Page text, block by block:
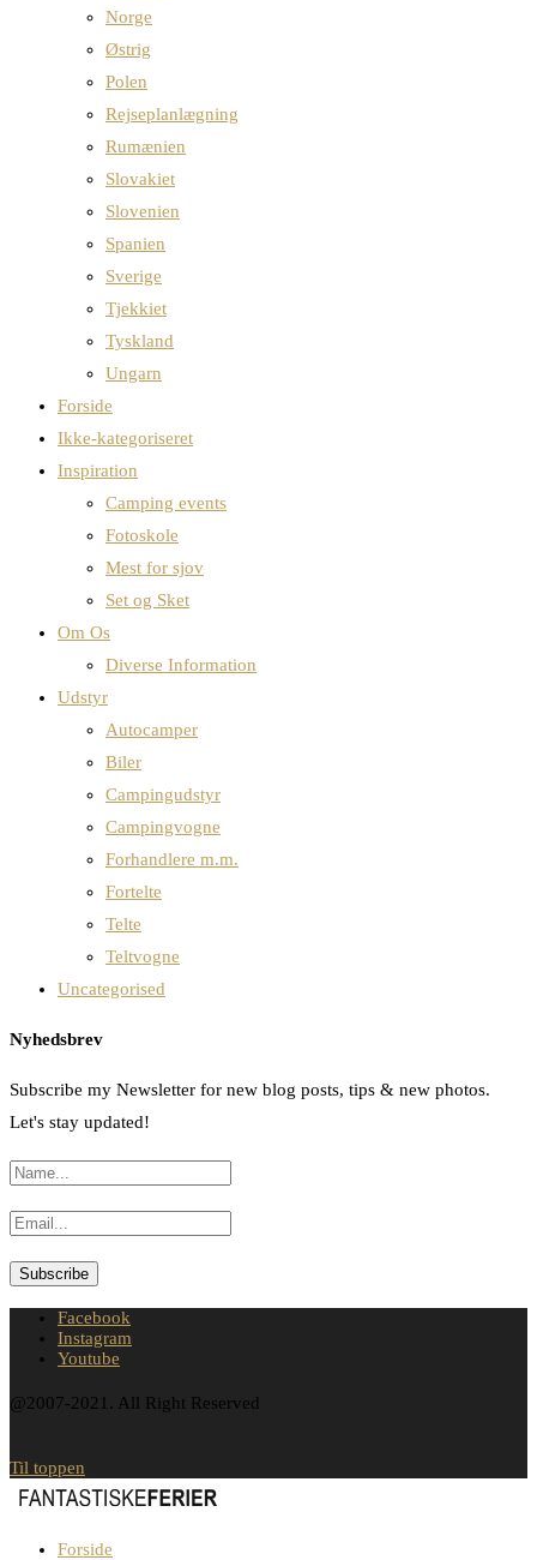
Norge
Østrig
Polen
Rejseplanlægning
Rumænien
Slovakiet
Slovenien
Spanien
Sverige
Tjekkiet
Tyskland
Ungarn
Forside
Ikke-kategoriseret
Inspiration
Camping events
Fotoskole
Mest for sjov
Set og Sket
Om Os
Diverse Information
Udstyr
Autocamper
Biler
Campingudstyr
Campingvogne
Forhandlere m.m.
Fortelte
Telte
Teltvogne
Uncategorised
Nyhedsbrev
Subscribe my Newsletter for new blog posts, tips & new photos.
Let's stay updated!
Facebook
Instagram
Youtube
@2007-2021. All Right Reserved
Til toppen
Forside